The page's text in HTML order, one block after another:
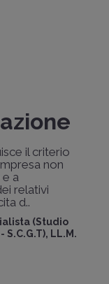
il criterio
non
a
relativi
d..
(Studio
LL.M.